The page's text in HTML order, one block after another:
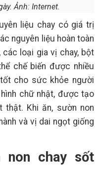
Ảnh: Internet.
liệu chay có giá trị
nguyên liệu hoàn toàn
các loại gia vị chay, bột
chế biến được nhiều
cho sức khỏe người
chữ nhật, được tạo
thật. Khi ăn, sườn non
và vị dai ngọt giống
non chay sốt